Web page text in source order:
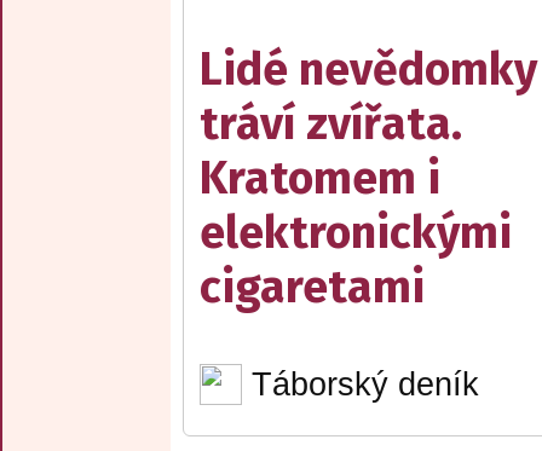
Lidé nevědomky
tráví zvířata.
Kratomem i
elektronickými
cigaretami
Táborský deník